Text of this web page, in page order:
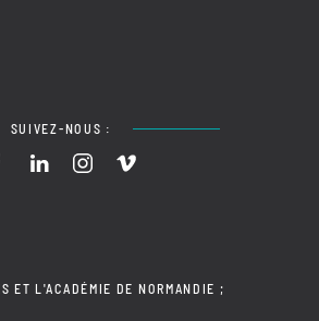
SUIVEZ-NOUS :
ET L'ACADÉMIE DE NORMANDIE ;